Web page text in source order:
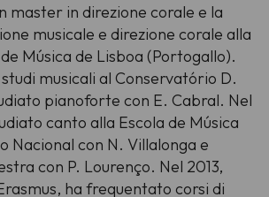
master in direzione corale e la
musicale e direzione corale alla
Música de Lisboa (Portogallo).
musicali al Conservatório D.
pianoforte con E. Cabral. Nel
canto alla Escola de Música
Nacional con N. Villalonga e
con P. Lourenço. Nel 2013,
ha frequentato corsi di